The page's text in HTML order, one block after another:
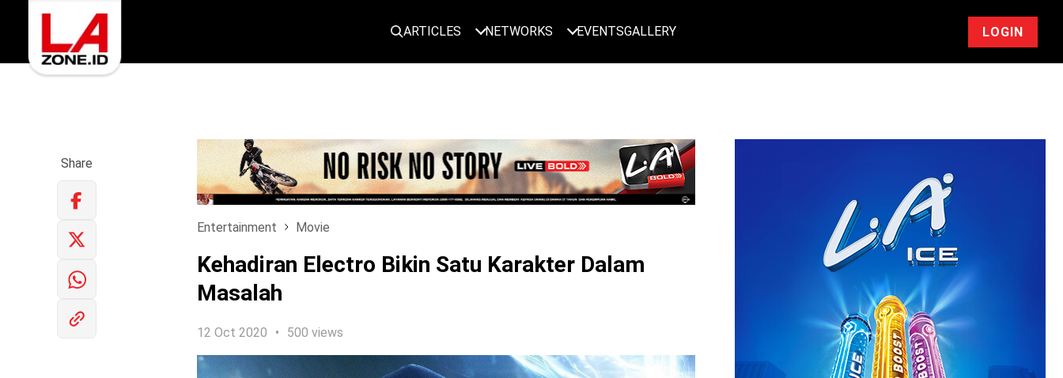
ARTICLES NETWORKS EVENTSGALLERY LOGIN
LOGIN
Share
Entertainment Movie
Kehadiran Electro Bikin Satu Karakter Dalam
Masalah
12 Oct 2020 500 views